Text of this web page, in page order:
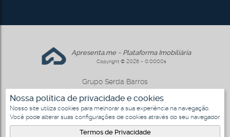
Nossa política de privacidade e cookies
Nosso site utiliza cookies para melhorar a sua experiência na navegação.
Você pode alterar suas configurações de cookies através do seu navegador.
Termos de Privacidade
Apresenta.me ~ Plataforma Imobiliária
Copyright © 2026 ~ 0.0000s
Grupo Serda Barros